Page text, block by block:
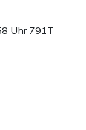
Uhr 791T